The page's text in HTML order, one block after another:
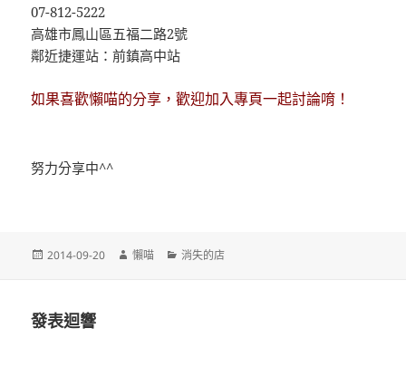
07-812-5222
高雄市鳳山區五福二路2號
鄰近捷運站：前鎮高中站
如果喜歡懶喵的分享，歡迎加入專頁一起討論唷！
努力分享中^^
發
2014-09-20
作
懶喵
分
消失的店
發表迴響